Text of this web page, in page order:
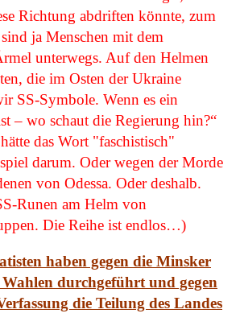
Richtung abdriften könnte, zum
ja Menschen mit dem
unterwegs. Auf den Helmen
die im Osten der Ukraine
SS-Symbole. Wenn es ein
– wo schaut die Regierung hin?“
das Wort "faschistisch"
darum. Oder wegen der Morde
von Odessa. Oder deshalb.
Runen am Helm von
Die Reihe ist endlos…)
haben gegen die Minsker
durchgeführt und gegen
die Teilung des Landes